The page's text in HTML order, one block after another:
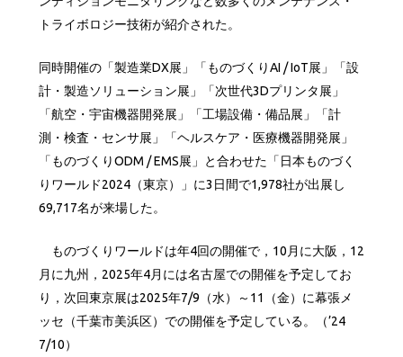
トライボロジー技術が紹介された。
同時開催の「製造業DX展」「ものづくりAI / IoT展」「設
計・製造ソリューション展」「次世代3Dプリンタ展」
「航空・宇宙機器開発展」「工場設備・備品展」「計
測・検査・センサ展」「ヘルスケア・医療機器開発展」
「ものづくりODM / EMS展」と合わせた「日本ものづく
りワールド2024（東京）」に3日間で1,978社が出展し
69,717名が来場した。
ものづくりワールドは年4回の開催で，10月に大阪，12
月に九州，2025年4月には名古屋での開催を予定してお
り，次回東京展は2025年7/9（水）～11（金）に幕張メ
ッセ（千葉市美浜区）での開催を予定している。（’24
7/10）